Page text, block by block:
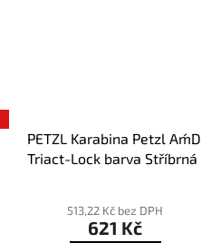
PETZL Karabina Petzl Am´D
Triact-Lock barva Stříbrná
513,22 Kč bez DPH
621 Kč